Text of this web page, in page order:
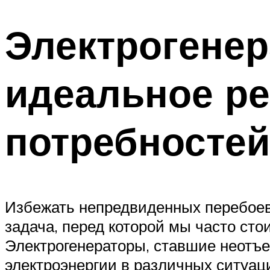
идеальное
Избежать непредвиденных
задача, перед которой мы часто
Электрогенераторы, ставшие
электроэнергии в различных